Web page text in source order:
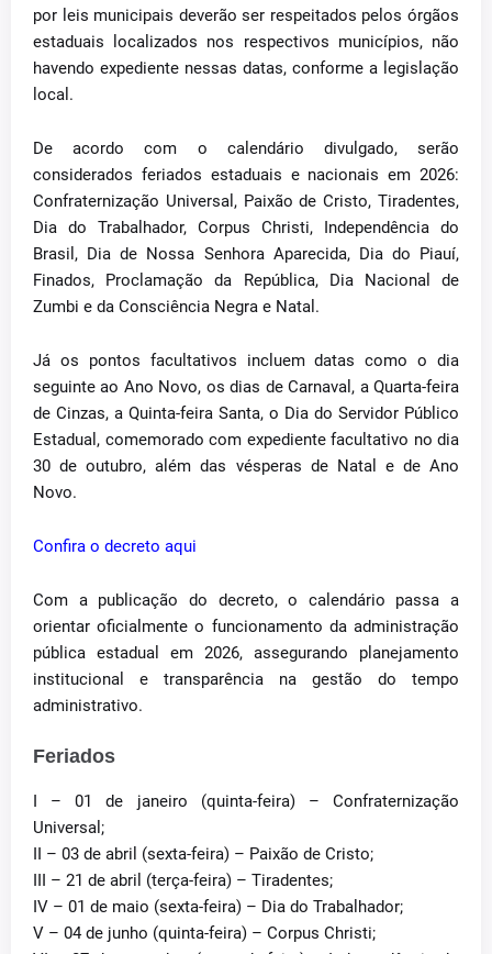
por leis municipais deverão ser respeitados pelos órgãos
estaduais localizados nos respectivos municípios, não
havendo expediente nessas datas, conforme a legislação
local.
De acordo com o calendário divulgado, serão
considerados feriados estaduais e nacionais em 2026:
Confraternização Universal, Paixão de Cristo, Tiradentes,
Dia do Trabalhador, Corpus Christi, Independência do
Brasil, Dia de Nossa Senhora Aparecida, Dia do Piauí,
Finados, Proclamação da República, Dia Nacional de
Zumbi e da Consciência Negra e Natal.
Já os pontos facultativos incluem datas como o dia
seguinte ao Ano Novo, os dias de Carnaval, a Quarta-feira
de Cinzas, a Quinta-feira Santa, o Dia do Servidor Público
Estadual, comemorado com expediente facultativo no dia
30 de outubro, além das vésperas de Natal e de Ano
Novo.
Confira o decreto aqui
Com a publicação do decreto, o calendário passa a
orientar oficialmente o funcionamento da administração
pública estadual em 2026, assegurando planejamento
institucional e transparência na gestão do tempo
administrativo.
Feriados
I – 01 de janeiro (quinta-feira) – Confraternização
Universal;
II – 03 de abril (sexta-feira) – Paixão de Cristo;
III – 21 de abril (terça-feira) – Tiradentes;
IV – 01 de maio (sexta-feira) – Dia do Trabalhador;
V – 04 de junho (quinta-feira) – Corpus Christi;